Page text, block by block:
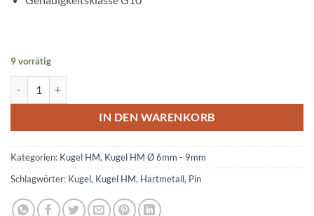
9 vorrätig
IN DEN WARENKORB
Kategorien: Kugel HM, Kugel HM Ø 6mm - 9mm
Schlagwörter: Kugel, Kugel HM, Hartmetall, Pin